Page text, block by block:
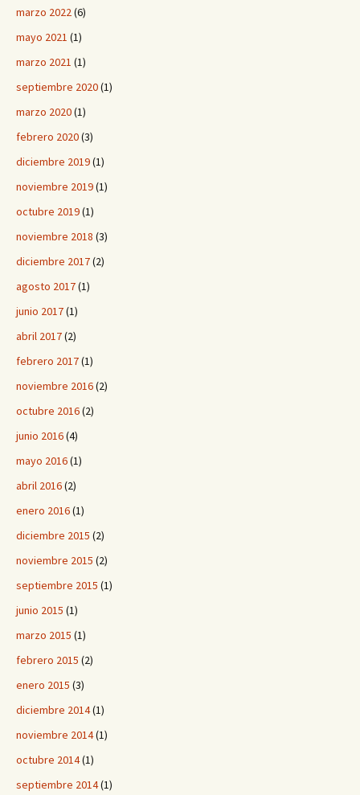
marzo 2022(6)
mayo 2021 (1)
marzo 2021 (1)
septiembre 2020(1)
marzo 2020(1)
febrero 2020(3)
diciembre 2019(1)
noviembre 2019(1)
octubre 2019(1)
noviembre 2018 (3)
diciembre 2017(2)
agosto 2017(1)
junio 2017(1)
abril 2017(2)
febrero 2017(1)
noviembre 2016(2)
octubre 2016(2)
junio 2016(4)
mayo 2016(1)
abril 2016(2)
enero 2016(1)
diciembre 2015 (2)
noviembre 2015 (2)
septiembre 2015 (1)
junio 2015 (1)
marzo 2015 (1)
febrero 2015 (2)
enero 2015 (3)
diciembre 2014(1)
noviembre 2014(1)
octubre 2014(1)
septiembre 2014(1)